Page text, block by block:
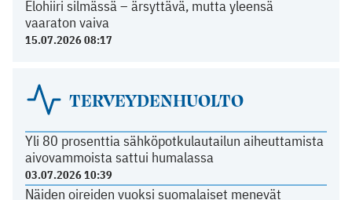
Elohiiri silmässä – ärsyttävä, mutta yleensä
vaaraton vaiva
15.07.2026 08:17
TERVEYDENHUOLTO
Yli 80 prosenttia sähköpotkulautailun aiheuttamista
aivovammoista sattui humalassa
03.07.2026 10:39
Näiden oireiden vuoksi suomalaiset menevät